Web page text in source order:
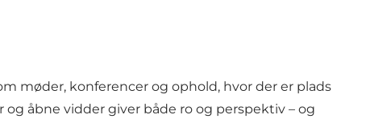
møder, konferencer og ophold, hvor der er plads
åbne vidder giver både ro og perspektiv – og